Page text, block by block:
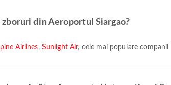
din Aeroportul Siargao?
Airlines, Sunlight Air, cele mai populare